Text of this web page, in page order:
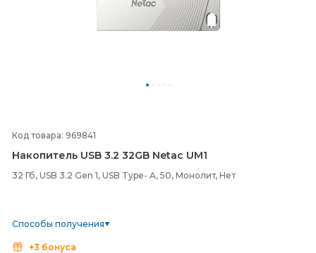
Код товара: 969841
Накопитель USB 3.2 32GB Netac UM1
32 Гб, USB 3.2 Gen 1, USB Type- A, 50, Монолит, Нет
Способы получения
+3 бонуса